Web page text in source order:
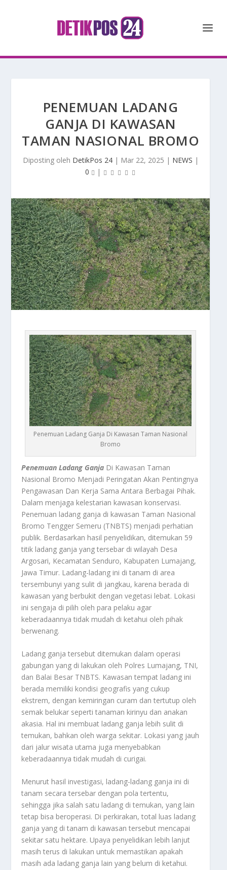
PENEMUAN LADANG
GANJA DI KAWASAN
TAMAN NASIONAL BROMO
Diposting oleh DetikPos 24| Mar 22, 2025 | NEWS |
0
|
Penemuan Ladang Ganja Di Kawasan Taman Nasional
Bromo
Penemuan Ladang Ganja Di Kawasan Taman
Nasional Bromo Menjadi Peringatan Akan Pentingnya
Pengawasan Dan Kerja Sama Antara Berbagai Pihak.
Dalam menjaga kelestarian kawasan konservasi.
Penemuan ladang ganja di kawasan Taman Nasional
Bromo Tengger Semeru (TNBTS) menjadi perhatian
publik. Berdasarkan hasil penyelidikan, ditemukan 59
titik ladang ganja yang tersebar di wilayah Desa
Argosari, Kecamatan Senduro, Kabupaten Lumajang,
Jawa Timur. Ladang-ladang ini di tanam di area
tersembunyi yang sulit di jangkau, karena berada di
kawasan yang berbukit dengan vegetasi lebat. Lokasi
ini sengaja di pilih oleh para pelaku agar
keberadaannya tidak mudah di ketahui oleh pihak
berwenang.
Ladang ganja tersebut ditemukan dalam operasi
gabungan yang di lakukan oleh Polres Lumajang, TNI,
dan Balai Besar TNBTS. Kawasan tempat ladang ini
berada memiliki kondisi geografis yang cukup
ekstrem, dengan kemiringan curam dan tertutup oleh
semak belukar seperti tanaman kirinyu dan anakan
akasia. Hal ini membuat ladang ganja lebih sulit di
temukan, bahkan oleh warga sekitar. Lokasi yang jauh
dari jalur wisata utama juga menyebabkan
keberadaannya tidak mudah di curigai.
Menurut hasil investigasi, ladang-ladang ganja ini di
tanam secara tersebar dengan pola tertentu,
sehingga jika salah satu ladang di temukan, yang lain
tetap bisa beroperasi. Di perkirakan, total luas ladang
ganja yang di tanam di kawasan tersebut mencapai
sekitar satu hektare. Upaya penyelidikan lebih lanjut
masih terus di lakukan untuk memastikan apakah
masih ada ladang ganja lain yang belum di ketahui.